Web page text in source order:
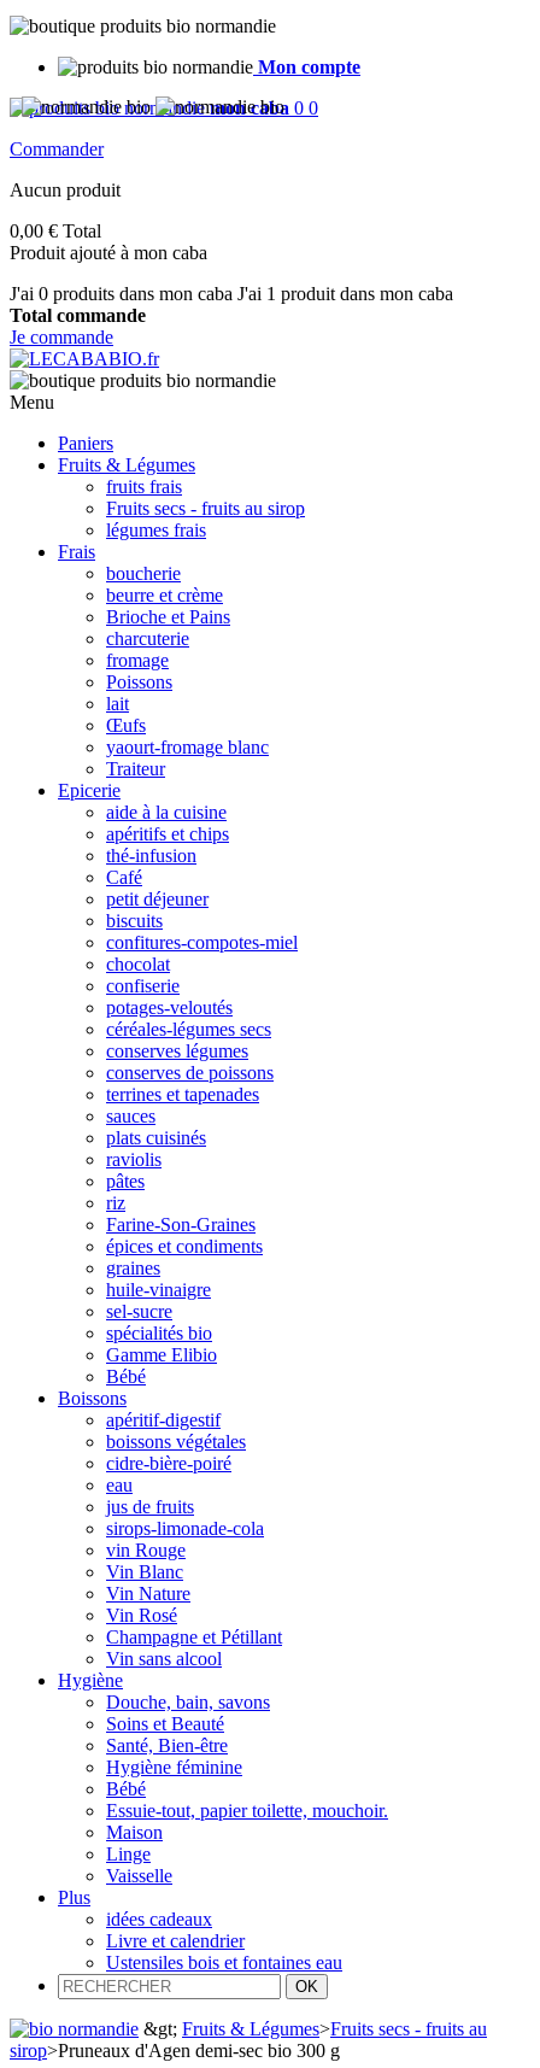
Mon compte
mon caba 0 0
Commander
Aucun produit
0,00 € Total
Produit ajouté à mon caba
J'ai 0 produits dans mon caba J'ai 1 produit dans mon caba
Total commande
Je commande
Menu
Paniers
Fruits & Légumes
fruits frais
Fruits secs - fruits au sirop
légumes frais
Frais
boucherie
beurre et crème
Brioche et Pains
charcuterie
fromage
Poissons
lait
Œufs
yaourt-fromage blanc
Traiteur
Epicerie
aide à la cuisine
apéritifs et chips
thé-infusion
Café
petit déjeuner
biscuits
confitures-compotes-miel
chocolat
confiserie
potages-veloutés
céréales-légumes secs
conserves légumes
conserves de poissons
terrines et tapenades
sauces
plats cuisinés
raviolis
pâtes
riz
Farine-Son-Graines
épices et condiments
graines
huile-vinaigre
sel-sucre
spécialités bio
Gamme Elibio
Bébé
Boissons
apéritif-digestif
boissons végétales
cidre-bière-poiré
eau
jus de fruits
sirops-limonade-cola
vin Rouge
Vin Blanc
Vin Nature
Vin Rosé
Champagne et Pétillant
Vin sans alcool
Hygiène
Douche, bain, savons
Soins et Beauté
Santé, Bien-être
Hygiène féminine
Bébé
Essuie-tout, papier toilette, mouchoir.
Maison
Linge
Vaisselle
Plus
idées cadeaux
Livre et calendrier
Ustensiles bois et fontaines eau
&gt; Fruits & Légumes>Fruits secs - fruits au
sirop>Pruneaux d'Agen demi-sec bio 300 g